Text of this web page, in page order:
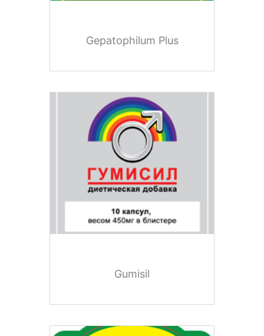
Gepatophilum Plus
Gumisil